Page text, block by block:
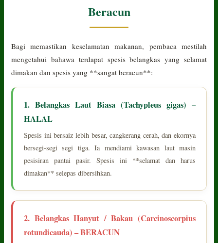
Beracun
Bagi memastikan keselamatan makanan, pembaca mestilah
mengetahui bahawa terdapat spesis belangkas yang selamat
dimakan dan spesis yang **sangat beracun**:
1. Belangkas Laut Biasa (Tachypleus gigas) –
HALAL
Spesis ini bersaiz lebih besar, cangkerang cerah, dan ekornya
bersegi-segi segi tiga. Ia mendiami kawasan laut masin
pesisiran pantai pasir. Spesis ini **selamat dan harus
dimakan** selepas dibersihkan.
2. Belangkas Hanyut / Bakau (Carcinoscorpius
rotundicauda) – BERACUN